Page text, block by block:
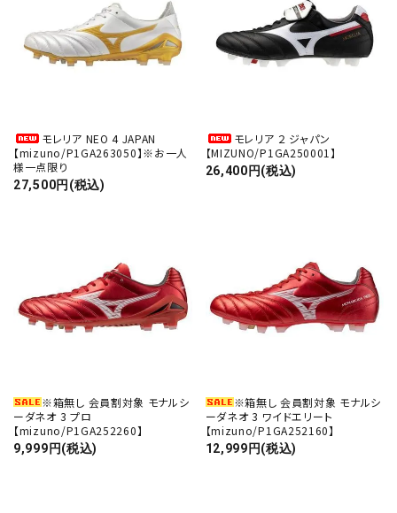
モレリア NEO 4 JAPAN
【mizuno/P1GA263050】※お一人
様一点限り
27,500円(税込)
モレリア ２ ジャパン
【MIZUNO/P1GA250001】
26,400円(税込)
※箱無し 会員割対象 モナルシ
ーダネオ 3 プロ
【mizuno/P1GA252260】
9,999円(税込)
※箱無し 会員割対象 モナルシ
ーダネオ 3 ワイドエリート
【mizuno/P1GA252160】
12,999円(税込)